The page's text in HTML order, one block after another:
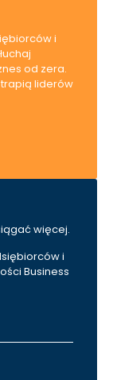
i
od zera.
liderów
więcej.
i
Business